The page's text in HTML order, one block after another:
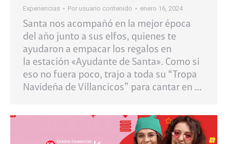
Experiencias Por usuario contenido enero 16, 2024
Santa nos acompañó en la mejor época
del año junto a sus elfos, quienes te
ayudaron a empacar los regalos en
la estación «Ayudante de Santa». Como si
eso no fuera poco, trajo a toda su “Tropa
Navideña de Villancicos” para cantar en …